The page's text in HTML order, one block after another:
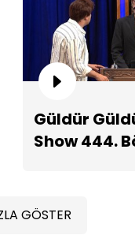
Güldür
Show 444.
GÖSTER